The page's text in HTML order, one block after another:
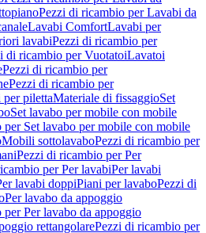
Pezzi di ricambio per Lavabi da
Lavabi ComfortLavabi per
lavabiPezzi di ricambio per
di ricambio per VuotatoiLavatoi
Pezzi di ricambio per
Pezzi di ricambio per
per pilettaMateriale di fissaggioSet
Set lavabo per mobile con mobile
Set lavabo per mobile con mobile
Mobili sottolavaboPezzi di ricambio per
Pezzi di ricambio per Per
per Per lavabiPer lavabi
lavabi doppiPiani per lavaboPezzi di
Per lavabo da appoggio
Per lavabo da appoggio
rettangolarePezzi di ricambio per